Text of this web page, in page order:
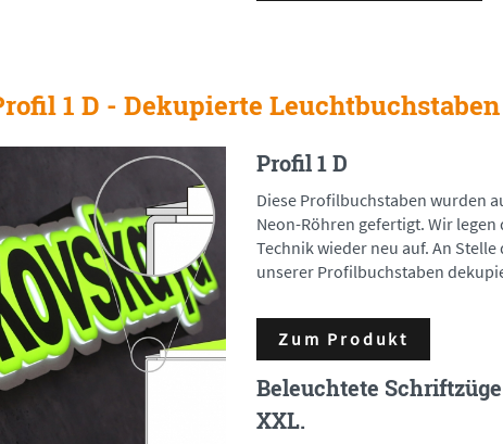
1 D - Dekupierte Leuchtbuchstaben
Profil 1 D
Diese Profilbuchstaben wurden
Neon-Röhren gefertigt. Wir
Technik wieder neu auf. An
unserer Profilbuchstaben
Zum Produkt
Beleuchtete
XXL.